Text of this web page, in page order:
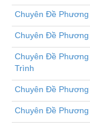
Chuyên Đề
Chuyên Đề
Chuyên Đề
Trình
Chuyên Đề
Chuyên Đề